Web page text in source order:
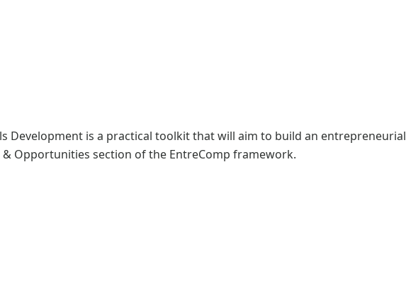
Development is a practical toolkit that will aim to build an entrepreneurial
Opportunities section of the EntreComp framework.